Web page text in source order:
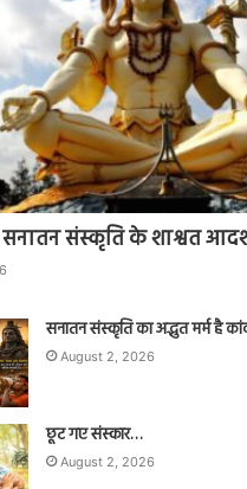
संस्कृति के शाश्वत
सनातन संस्कृति का अद्भुत मर्म है
August 2, 2026
छूट गए संस्कार…
August 2, 2026